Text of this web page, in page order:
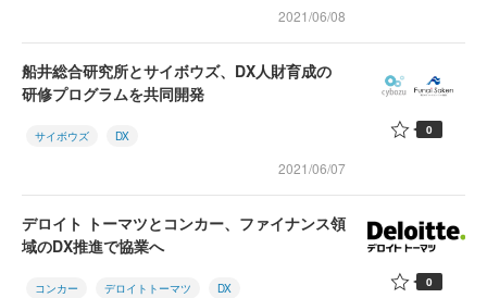
2021/06/08
船井総合研究所とサイボウズ、DX人財育成の
研修プログラムを共同開発
サイボウズ DX
2021/06/07
0
デロイト トーマツとコンカー、ファイナンス領
域のDX推進で協業へ
コンカー デロイトトーマツ DX 0